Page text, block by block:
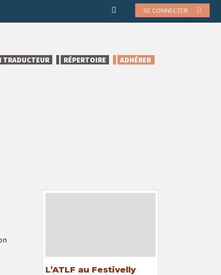
SE CONNECTER
TRADUCTEUR RÉPERTOIRE ADHÉRER
L’ATLF au Festivelly